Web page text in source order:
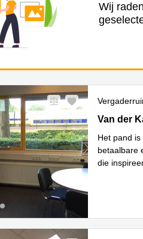
Wij
Van der
Van der
Het pand
betaalbare
die